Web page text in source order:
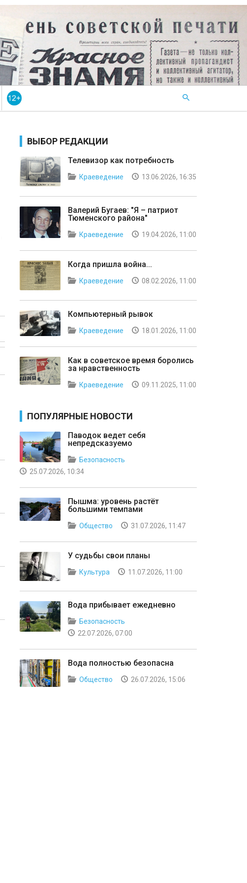
ВЫБОР РЕДАКЦИИ
Телевизор как потребность
Краеведение 13.06.2026, 16:35
Валерий Бугаев: "Я – патриот
Тюменского района"
Краеведение 19.04.2026, 11:00
Когда пришла война...
Краеведение 08.02.2026, 11:00
Компьютерный рывок
Краеведение 18.01.2026, 11:00
Как в советское время боролись
за нравственность
Краеведение 09.11.2025, 11:00
ПОПУЛЯРНЫЕ НОВОСТИ
Паводок ведет себя
непредсказуемо
Безопасность
25.07.2026, 10:34
Пышма: уровень растёт
большими темпами
Общество 31.07.2026, 11:47
У судьбы свои планы
Культура 11.07.2026, 11:00
Вода прибывает ежедневно
Безопасность
22.07.2026, 07:00
Вода полностью безопасна
Общество 26.07.2026, 15:06